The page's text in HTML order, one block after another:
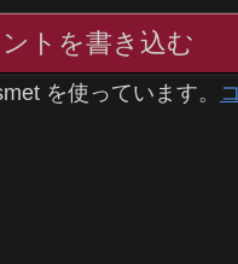
トを書き込む
を使っています。